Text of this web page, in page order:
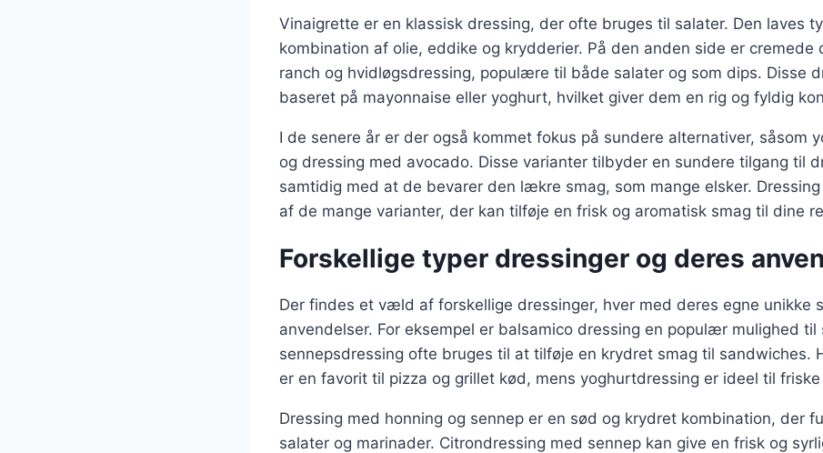
Vinaigrette er en klassisk dressing, der ofte bruges til salater. Den laves
kombination af olie, eddike og krydderier. På den anden side er cremede
ranch og hvidløgsdressing, populære til både salater og som dips. Disse
baseret på mayonnaise eller yoghurt, hvilket giver dem en rig og fyldig
I de senere år er der også kommet fokus på sundere alternativer, såsom
og dressing med avocado. Disse varianter tilbyder en sundere tilgang til
samtidig med at de bevarer den lækre smag, som mange elsker.
af de mange varianter, der kan tilføje en frisk og aromatisk smag til dine
Forskellige typer dressinger og deres
Der findes et væld af forskellige dressinger, hver med deres egne unikke
anvendelser. For eksempel er balsamico dressing en populær mulighed til
sennepsdressing ofte bruges til at tilføje en krydret smag til sandwiches.
er en favorit til pizza og grillet kød, mens yoghurtdressing er ideel til
Dressing med honning og sennep er en sød og krydret kombination, der
salater og marinader. Citrondressing med sennep kan give en frisk og